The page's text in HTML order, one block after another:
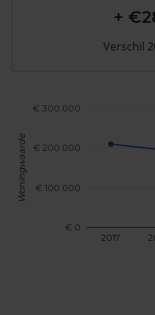
2017
€ 0
€ 100.000
€ 200.000
€ 300.000
Woningwaarde
+
Verschil